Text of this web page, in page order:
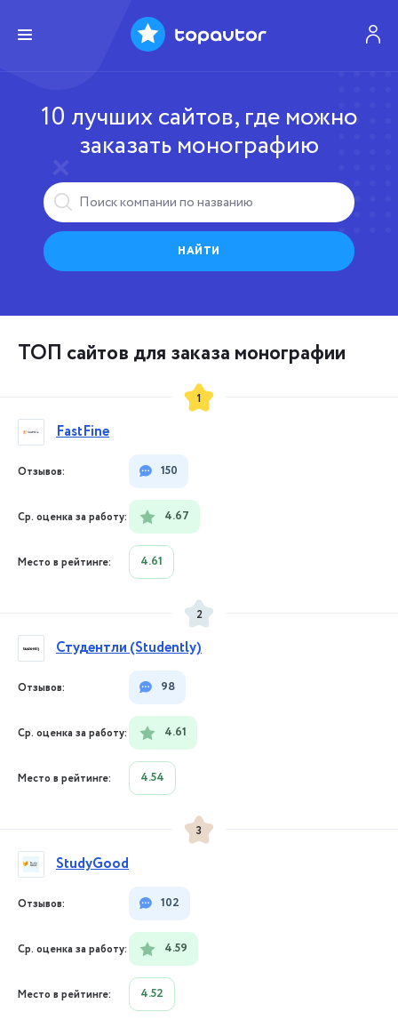
10 лучших сайтов, где можно
заказать монографию
НАЙТИ
ТОП сайтов для заказа монографии
1
FastFine
150
4.67
4.61
2
Студентли (Studently)
98
4.61
4.54
3
StudyGood
102
4.59
4.52